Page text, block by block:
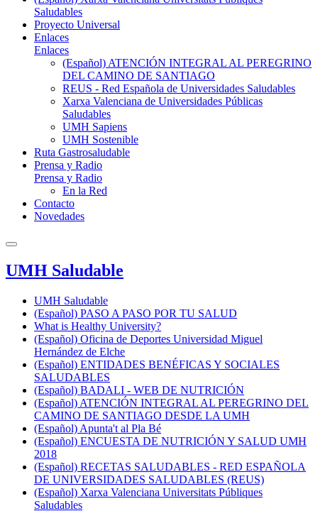
Saludables
Proyecto Universal
Enlaces
Enlaces
(Español) ATENCIÓN INTEGRAL AL PEREGRINO
DEL CAMINO DE SANTIAGO
REUS - Red Española de Universidades Saludables
Xarxa Valenciana de Universidades Públicas
Saludables
UMH Sapiens
UMH Sostenible
Ruta Gastrosaludable
Prensa y Radio
Prensa y Radio
En la Red
Contacto
Novedades
UMH Saludable
UMH Saludable
(Español) PASO A PASO POR TU SALUD
What is Healthy University?
(Español) Oficina de Deportes Universidad Miguel
Hernández de Elche
(Español) ENTIDADES BENÉFICAS Y SOCIALES
SALUDABLES
(Español) BADALI - WEB DE NUTRICIÓN
(Español) ATENCIÓN INTEGRAL AL PEREGRINO DEL
CAMINO DE SANTIAGO DESDE LA UMH
(Español) Apunta't al Pla Bé
(Español) ENCUESTA DE NUTRICIÓN Y SALUD UMH
2018
(Español) RECETAS SALUDABLES - RED ESPAÑOLA
DE UNIVERSIDADES SALUDABLES (REUS)
(Español) Xarxa Valenciana Universitats Públiques
Saludables